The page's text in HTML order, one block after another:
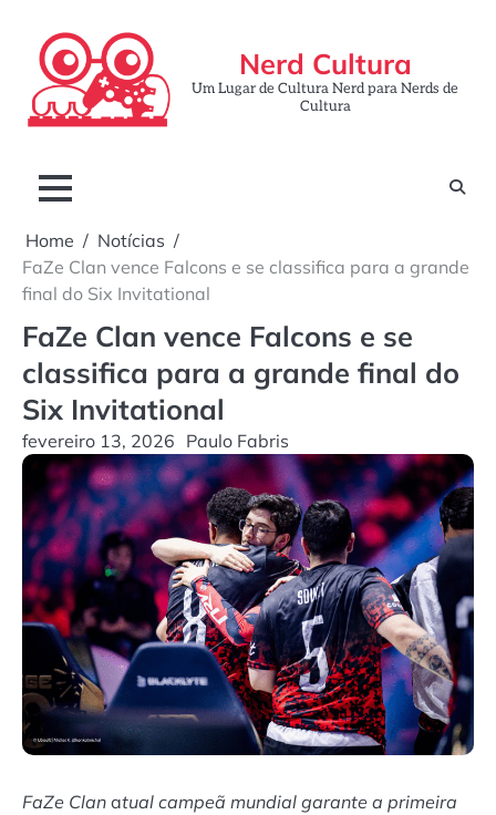
content
Nerd Cultura
Um Lugar de Cultura Nerd para Nerds de
Cultura
Home
Notícias
FaZe Clan vence Falcons e se classifica para a grande
final do Six Invitational
FaZe Clan vence Falcons e se
classifica para a grande final do
Six Invitational
fevereiro 13, 2026 Paulo Fabris
FaZe Clan atual campeã mundial garante a primeira